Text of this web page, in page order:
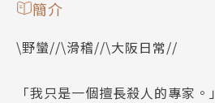
簡介
\野蠻//\滑稽//\大阪日常//
「我只是一個擅長殺人的專家。」